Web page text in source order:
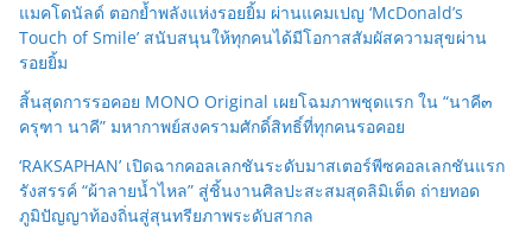
แมคโดนัลด์ ตอกย้ำพลังแห่งรอยยิ้ม ผ่านแคมเปญ ‘McDonald’s
Touch of Smile’ สนับสนุนให้ทุกคนได้มีโอกาสสัมผัสความสุขผ่าน
รอยยิ้ม
สิ้นสุดการรอคอย MONO Original เผยโฉมภาพชุดแรก ใน “นาคี๓
ครุฑา นาคี” มหากาพย์สงครามศักดิ์สิทธิ์ที่ทุกคนรอคอย
‘RAKSAPHAN’ เปิดฉากคอลเลกชันระดับมาสเตอร์พีซคอลเลกชันแรก
รังสรรค์ “ผ้าลายน้ำไหล” สู่ชิ้นงานศิลปะสะสมสุดลิมิเต็ด ถ่ายทอด
ภูมิปัญญาท้องถิ่นสู่สุนทรียภาพระดับสากล